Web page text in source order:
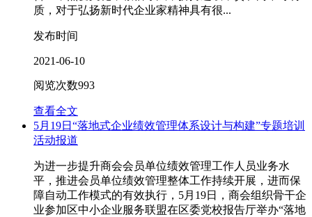
质，对于弘扬新时代企业家精神具有很...
发布时间
2021-06-10
阅览次数993
查看全文
5月19日“落地式企业绩效管理体系设计与构建”专题培训
活动报道
为进一步提升商会会员单位绩效管理工作人员业务水
平，推进会员单位绩效管理整体工作持续开展，进而保
障自动工作模式的有效执行，5月19日，商会组织骨干企
业参加区中小企业服务联盟在区委党校报告厅举办“落地